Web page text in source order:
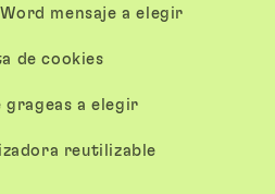
mensaje a elegir
de cookies
grageas a elegir
reutilizable